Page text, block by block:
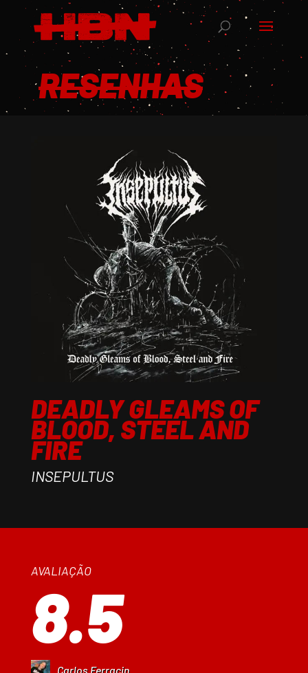
RESENHAS
DEADLY GLEAMS OF
BLOOD, STEEL AND
FIRE
INSEPULTUS
AVALIAÇÃO
8.5
Carlos Ferracin